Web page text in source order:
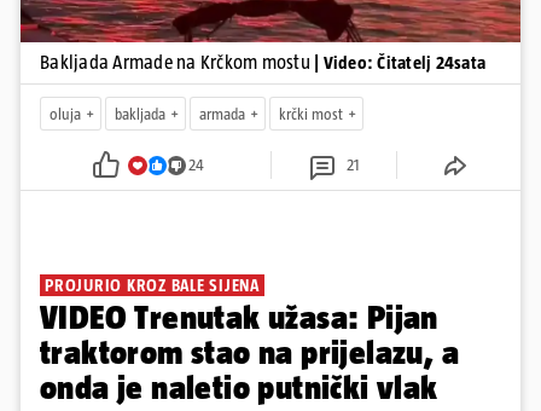
Bakljada Armade na Krčkom mostu | Video: Čitatelj 24sata
oluja bakljada armada krčki most
24 21
PROJURIO KROZ BALE SIJENA
VIDEO Trenutak užasa: Pijan
traktorom stao na prijelazu, a
onda je naletio putnički vlak